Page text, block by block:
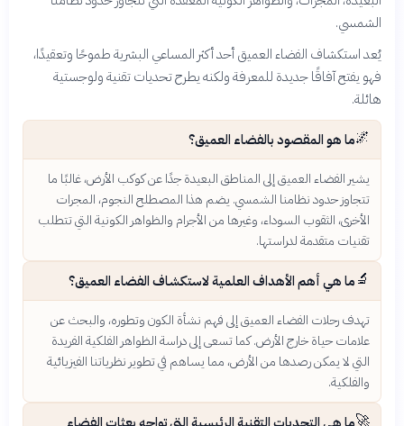
الشمسي.
يُعد استكشاف الفضاء العميق أحد أكثر المساعي البشرية طموحًا وتعقيدًا،
فهو يفتح آفاقًا جديدة للمعرفة ولكنه يطرح تحديات تقنية ولوجستية
هائلة.
🌌ما هو المقصود بالفضاء العميق؟
يشير الفضاء العميق إلى المناطق البعيدة جدًا عن كوكب الأرض، غالبًا ما
تتجاوز حدود نظامنا الشمسي. يضم هذا المصطلح النجوم، المجرات
الأخرى، الثقوب السوداء، وغيرها من الأجرام والظواهر الكونية التي تتطلب
تقنيات متقدمة لدراستها.
🔬ما هي أهم الأهداف العلمية لاستكشاف الفضاء العميق؟
تهدف رحلات الفضاء العميق إلى فهم نشأة الكون وتطوره، والبحث عن
علامات حياة خارج الأرض. كما تسعى إلى دراسة الظواهر الفلكية الفريدة
التي لا يمكن رصدها من الأرض، مما يساهم في تطوير نظرياتنا الفيزيائية
والفلكية.
🚀